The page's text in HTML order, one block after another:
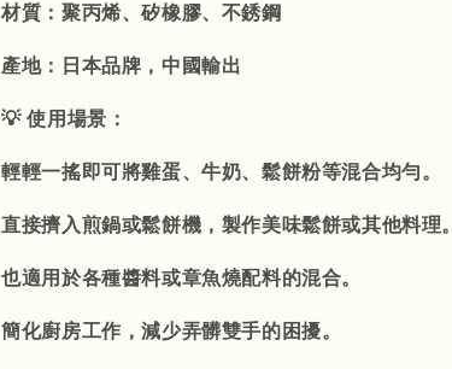
材質：聚丙烯、矽橡膠、不銹鋼
產地：日本品牌，中國輸出
💡 使用場景：
輕輕一搖即可將雞蛋、牛奶、鬆餅粉等混合均勻。
直接擠入煎鍋或鬆餅機，製作美味鬆餅或其他料理。
也適用於各種醬料或章魚燒配料的混合。
簡化廚房工作，減少弄髒雙手的困擾。